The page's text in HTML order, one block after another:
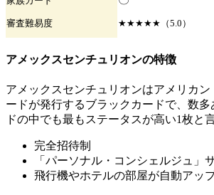
審査難易度 ★★★★★（5.0）
アメックスセンチュリオンの特徴
アメックスセンチュリオンはアメリカン
ードが発行するブラックカードで、数
ドの中でも最もステータスが高い1枚と
完全招待制
「パーソナル・コンシェルジュ」
飛行機やホテルの部屋が自動アッ